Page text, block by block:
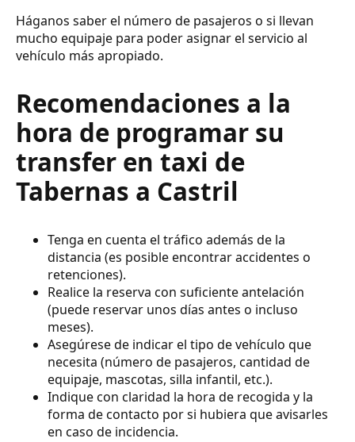
Háganos saber el número de pasajeros o si llevan
mucho equipaje para poder asignar el servicio al
vehículo más apropiado.
Recomendaciones a la
hora de programar su
transfer en taxi de
Tabernas a Castril
Tenga en cuenta el tráfico además de la
distancia (es posible encontrar accidentes o
retenciones).
Realice la reserva con suficiente antelación
(puede reservar unos días antes o incluso
meses).
Asegúrese de indicar el tipo de vehículo que
necesita (número de pasajeros, cantidad de
equipaje, mascotas, silla infantil, etc.).
Indique con claridad la hora de recogida y la
forma de contacto por si hubiera que avisarles
en caso de incidencia.